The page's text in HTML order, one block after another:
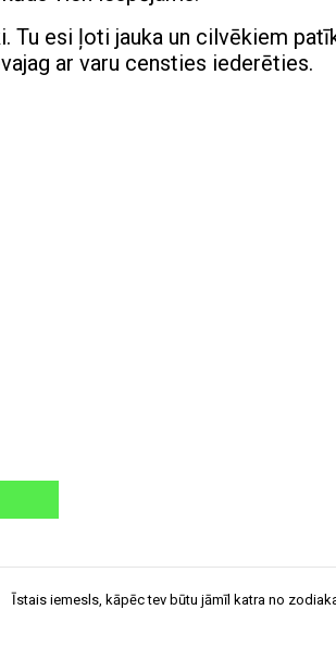
Tu esi ļoti jauka un cilvēkiem
ar varu censties iederēties.
Īstais iemesls, kāpēc tev būtu jāmīl katra no